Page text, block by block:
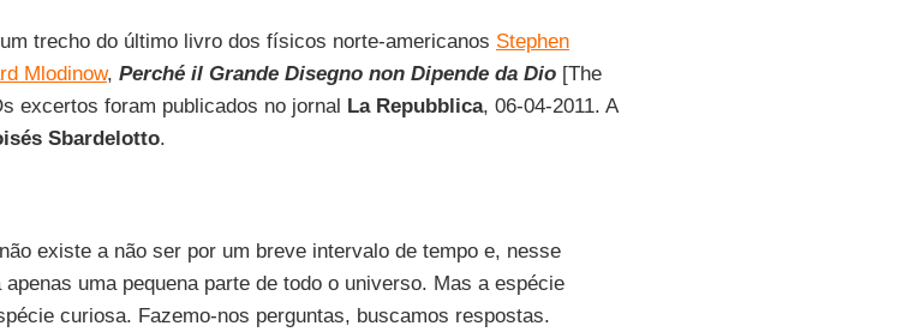
trecho do último livro dos físicos norte-americanos Stephen
Mlodinow, Perché il Grande Disegno non Dipende da Dio [The
excertos foram publicados no jornal La Repubblica, 06-04-2011. A
Sbardelotto.
existe a não ser por um breve intervalo de tempo e, nesse
uma pequena parte de todo o universo. Mas a espécie
curiosa. Fazemo-nos perguntas, buscamos respostas.